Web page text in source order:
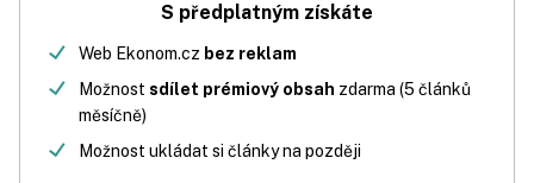
S předplatným získáte
Web Ekonom.cz bez reklam
Možnost sdílet prémiový obsah zdarma (5 článků
měsíčně)
Možnost ukládat si články na později